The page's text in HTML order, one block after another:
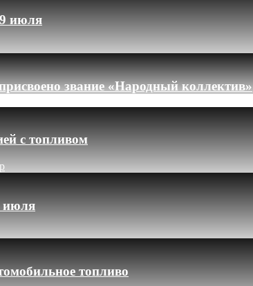
июля
звание «Народный коллектив»
с топливом
июля
топливо